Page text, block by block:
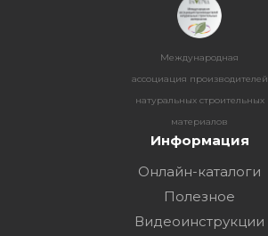
Международная
ассоциация производителей
натуральных строительных
материалов
Информация
Онлайн-каталоги
Полезное
Видеоинструкции